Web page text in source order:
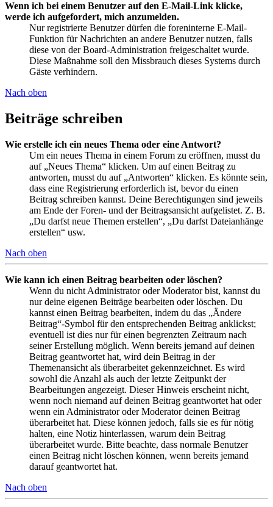
Wenn ich bei einem Benutzer auf den E-Mail-Link klicke,
werde ich aufgefordert, mich anzumelden.
Nur registrierte Benutzer dürfen die foreninterne E-Mail-
Funktion für Nachrichten an andere Benutzer nutzen, falls
diese von der Board-Administration freigeschaltet wurde.
Diese Maßnahme soll den Missbrauch dieses Systems durch
Gäste verhindern.
Nach oben
Beiträge schreiben
Wie erstelle ich ein neues Thema oder eine Antwort?
Um ein neues Thema in einem Forum zu eröffnen, musst du
auf „Neues Thema“ klicken. Um auf einen Beitrag zu
antworten, musst du auf „Antworten“ klicken. Es könnte sein,
dass eine Registrierung erforderlich ist, bevor du einen
Beitrag schreiben kannst. Deine Berechtigungen sind jeweils
am Ende der Foren- und der Beitragsansicht aufgelistet. Z. B.
„Du darfst neue Themen erstellen“, „Du darfst Dateianhänge
erstellen“ usw.
Nach oben
Wie kann ich einen Beitrag bearbeiten oder löschen?
Wenn du nicht Administrator oder Moderator bist, kannst du
nur deine eigenen Beiträge bearbeiten oder löschen. Du
kannst einen Beitrag bearbeiten, indem du das „Ändere
Beitrag“-Symbol für den entsprechenden Beitrag anklickst;
eventuell ist dies nur für einen begrenzten Zeitraum nach
seiner Erstellung möglich. Wenn bereits jemand auf deinen
Beitrag geantwortet hat, wird dein Beitrag in der
Themenansicht als überarbeitet gekennzeichnet. Es wird
sowohl die Anzahl als auch der letzte Zeitpunkt der
Bearbeitungen angezeigt. Dieser Hinweis erscheint nicht,
wenn noch niemand auf deinen Beitrag geantwortet hat oder
wenn ein Administrator oder Moderator deinen Beitrag
überarbeitet hat. Diese können jedoch, falls sie es für nötig
halten, eine Notiz hinterlassen, warum dein Beitrag
überarbeitet wurde. Bitte beachte, dass normale Benutzer
einen Beitrag nicht löschen können, wenn bereits jemand
darauf geantwortet hat.
Nach oben